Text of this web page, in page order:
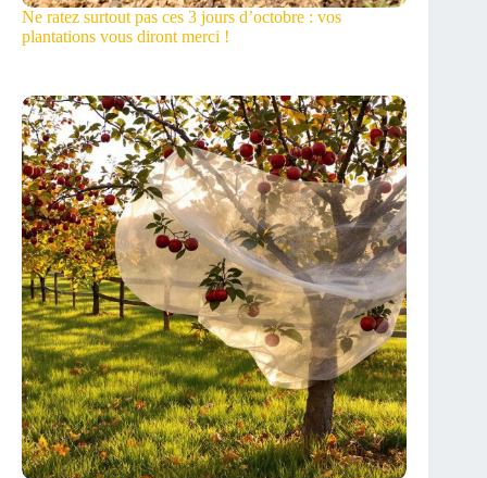
Ne ratez surtout pas ces 3 jours d’octobre : vos
plantations vous diront merci !